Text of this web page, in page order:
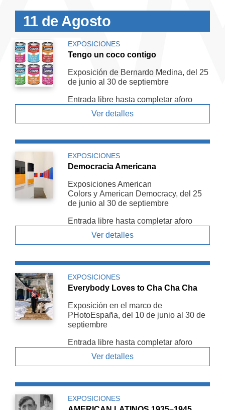
11 de Agosto
EXPOSICIONES
Tengo un coco contigo
Exposición de Bernardo Medina, del 25
de junio al 30 de septiembre
Entrada libre hasta completar aforo
Ver detalles
EXPOSICIONES
Democracia Americana
Exposiciones American
Colors y American De­mocracy, del 25
de junio al 30 de septiembre
Entrada libre hasta completar aforo
Ver detalles
EXPOSICIONES
Everybody Loves to Cha Cha Cha
Exposición en el marco de
PHotoEspaña, del 10 de junio al 30 de
septiembre
Entrada libre hasta completar aforo
Ver detalles
EXPOSICIONES